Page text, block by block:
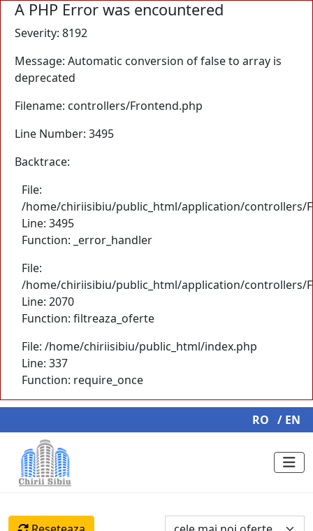
A PHP Error was encountered
Severity: 8192
Message: Automatic conversion of false to array is
deprecated
Filename: controllers/Frontend.php
Line Number: 3495
Backtrace:
File:
/home/chiriisibiu/public_html/application/controllers/
Line: 3495
Function: _error_handler
File:
/home/chiriisibiu/public_html/application/controllers/
Line: 2070
Function: filtreaza_oferte
File: /home/chiriisibiu/public_html/index.php
Line: 337
Function: require_once
RO / EN